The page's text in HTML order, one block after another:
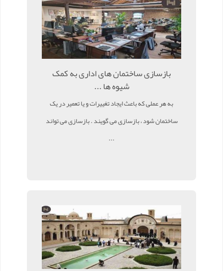
بازسازی ساختمان های اداری به کمک
شیوه ها ...
به هر عملی که باعث ایجاد تغییرات و یا تعمیر در یک
ساختمان شود ، بازسازی می گویند . بازسازی می تواند
...